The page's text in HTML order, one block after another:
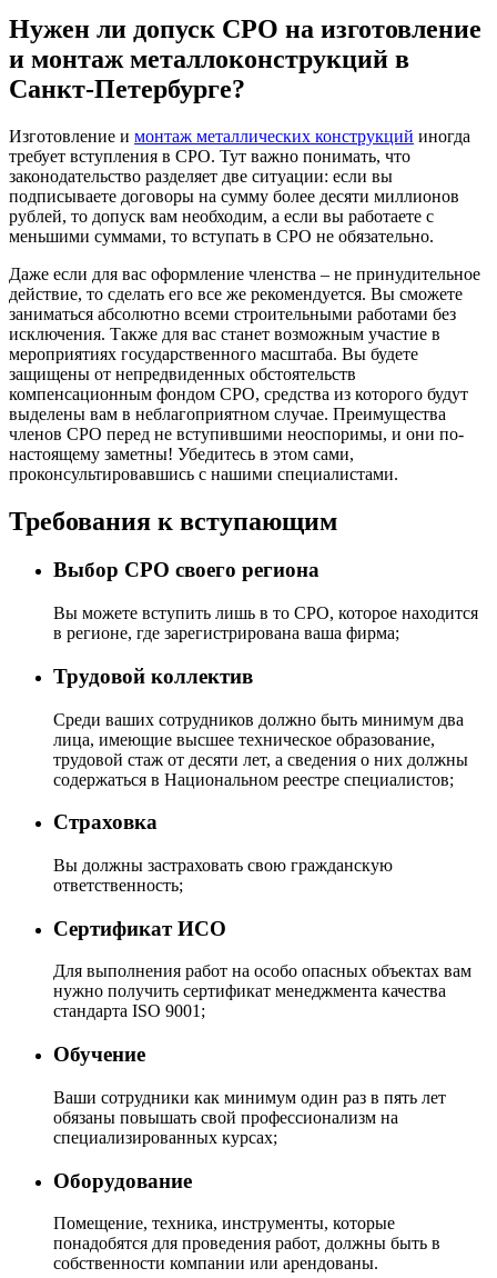
Нужен ли допуск СРО на изготовление
и монтаж металлоконструкций в
Санкт-Петербурге?
Изготовление и монтаж металлических конструкций иногда
требует вступления в СРО. Тут важно понимать, что
законодательство разделяет две ситуации: если вы
подписываете договоры на сумму более десяти миллионов
рублей, то допуск вам необходим, а если вы работаете с
меньшими суммами, то вступать в СРО не обязательно.
Даже если для вас оформление членства – не принудительное
действие, то сделать его все же рекомендуется. Вы сможете
заниматься абсолютно всеми строительными работами без
исключения. Также для вас станет возможным участие в
мероприятиях государственного масштаба. Вы будете
защищены от непредвиденных обстоятельств
компенсационным фондом СРО, средства из которого будут
выделены вам в неблагоприятном случае. Преимущества
членов СРО перед не вступившими неоспоримы, и они по-
настоящему заметны! Убедитесь в этом сами,
проконсультировавшись с нашими специалистами.
Требования к вступающим
Выбор СРО своего региона
Вы можете вступить лишь в то СРО, которое находится
в регионе, где зарегистрирована ваша фирма;
Трудовой коллектив
Среди ваших сотрудников должно быть минимум два
лица, имеющие высшее техническое образование,
трудовой стаж от десяти лет, а сведения о них должны
содержаться в Национальном реестре специалистов;
Страховка
Вы должны застраховать свою гражданскую
ответственность;
Сертификат ИСО
Для выполнения работ на особо опасных объектах вам
нужно получить сертификат менеджмента качества
стандарта ISO 9001;
Обучение
Ваши сотрудники как минимум один раз в пять лет
обязаны повышать свой профессионализм на
специализированных курсах;
Оборудование
Помещение, техника, инструменты, которые
понадобятся для проведения работ, должны быть в
собственности компании или арендованы.